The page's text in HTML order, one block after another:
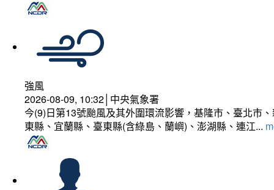
強風
2026-08-09, 10:32│中央氣象署
今(9)日第13號颱風及其外圍環流影響，基隆市、臺北市
東縣、宜蘭縣、臺東縣(含綠島、蘭嶼)、澎湖縣、連江...